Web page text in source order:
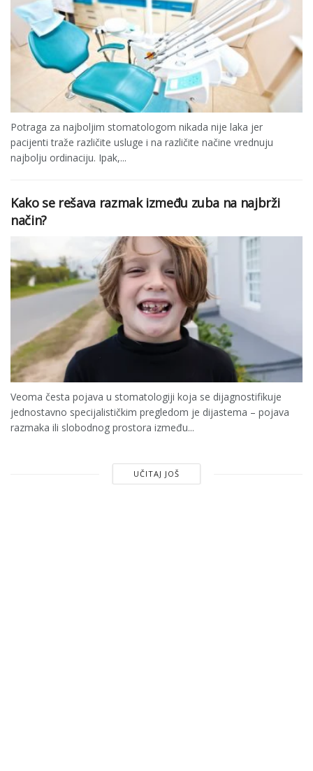
Potraga za najboljim stomatologom nikada nije laka jer
pacijenti traže različite usluge i na različite načine vrednuju
najbolju ordinaciju. Ipak,...
Kako se rešava razmak između zuba na najbrži
način?
Veoma česta pojava u stomatologiji koja se dijagnostifikuje
jednostavno specijalističkim pregledom je dijastema – pojava
razmaka ili slobodnog prostora između...
UČITAJ JOŠ